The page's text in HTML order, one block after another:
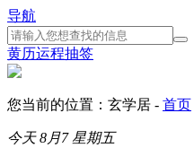
导航
黄历运程抽签
您当前的位置：玄学居 - 首页
今天8月7 星期五